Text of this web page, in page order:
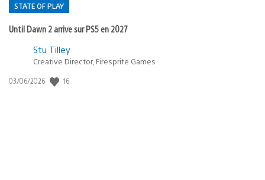
STATE OF PLAY
Until Dawn 2 arrive sur PS5 en 2027
Postée
:
Stu Tilley
Creative Director, Firesprite Games
Date
03/06/2026 16